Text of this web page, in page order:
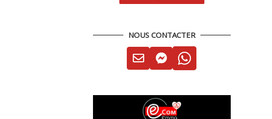
NOUS CONTACTER